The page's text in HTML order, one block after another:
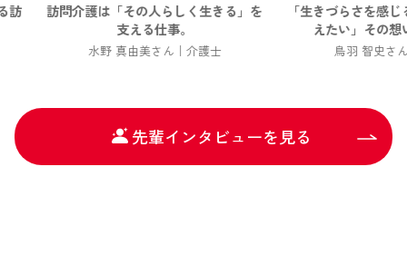
しく生きる」を
「生きづらさを感じる子どもたちを支
えたい」
その想いが原点に。
鳥羽 智史さん｜保育士
新卒5
先輩インタビューを見る